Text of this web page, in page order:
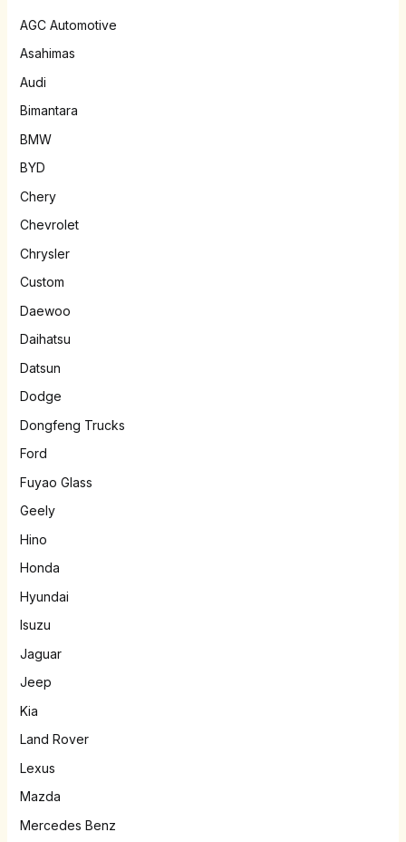
AGC Automotive
Asahimas
Audi
Bimantara
BMW
BYD
Chery
Chevrolet
Chrysler
Custom
Daewoo
Daihatsu
Datsun
Dodge
Dongfeng Trucks
Ford
Fuyao Glass
Geely
Hino
Honda
Hyundai
Isuzu
Jaguar
Jeep
Kia
Land Rover
Lexus
Mazda
Mercedes Benz